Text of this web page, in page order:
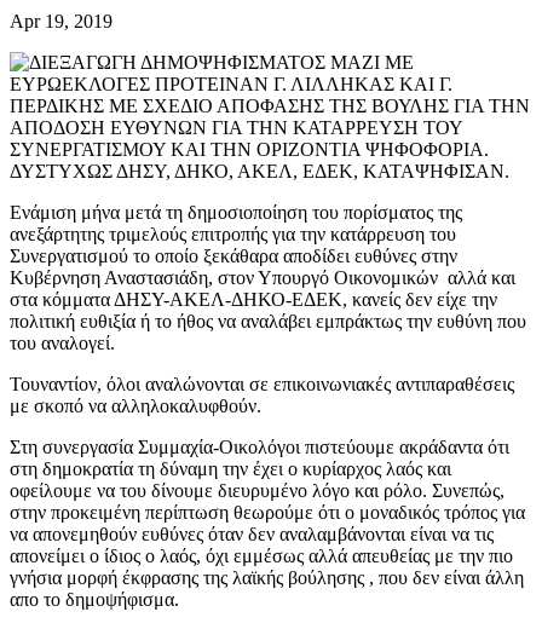
Apr 19, 2019
Ενάμιση μήνα μετά τη δημοσιοποίηση του πορίσματος της
ανεξάρτητης τριμελούς επιτροπής για την κατάρρευση του
Συνεργατισμού το οποίο ξεκάθαρα αποδίδει ευθύνες στην
Κυβέρνηση Αναστασιάδη, στον Υπουργό Οικονομικών αλλά και
στα κόμματα ΔΗΣΥ-ΑΚΕΛ-ΔΗΚΟ-ΕΔΕΚ, κανείς δεν είχε την
πολιτική ευθιξία ή το ήθος να αναλάβει εμπράκτως την ευθύνη που
του αναλογεί.
Τουναντίον, όλοι αναλώνονται σε επικοινωνιακές αντιπαραθέσεις
με σκοπό να αλληλοκαλυφθούν.
Στη συνεργασία Συμμαχία-Οικολόγοι πιστεύουμε ακράδαντα ότι
στη δημοκρατία τη δύναμη την έχει ο κυρίαρχος λαός και
οφείλουμε να του δίνουμε διευρυμένο λόγο και ρόλο. Συνεπώς,
στην προκειμένη περίπτωση θεωρούμε ότι ο μοναδικός τρόπος για
να απονεμηθούν ευθύνες όταν δεν αναλαμβάνονται είναι να τις
απονείμει ο ίδιος ο λαός, όχι εμμέσως αλλά απευθείας με την πιο
γνήσια μορφή έκφρασης της λαϊκής βούλησης , που δεν είναι άλλη
απο το δημοψήφισμα.